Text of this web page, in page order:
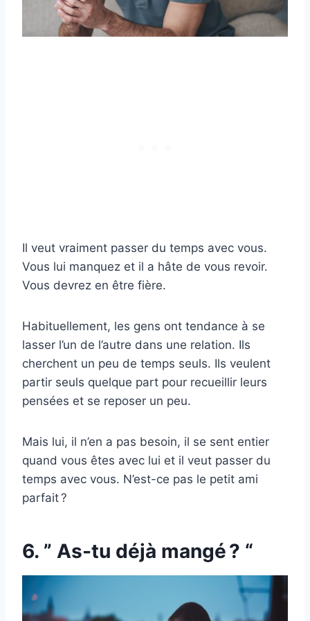
Il veut vraiment passer du temps avec vous.
Vous lui manquez et il a hâte de vous revoir.
Vous devrez en être fière.
Habituellement, les gens ont tendance à se
lasser l’un de l’autre dans une relation. Ils
cherchent un peu de temps seuls. Ils veulent
partir seuls quelque part pour recueillir leurs
pensées et se reposer un peu.
Mais lui, il n’en a pas besoin, il se sent entier
quand vous êtes avec lui et il veut passer du
temps avec vous. N’est-ce pas le petit ami
parfait ?
6. ” As-tu déjà mangé ? “